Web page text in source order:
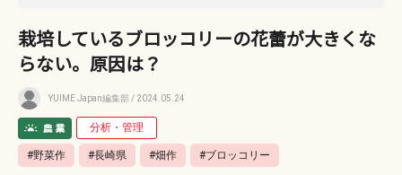
栽培しているブロッコリーの花蕾が大きくな
らない。原因は？
YUIME Japan編集部 / 2024.05.24
分析・管理
#野菜作 #長崎県 #畑作 #ブロッコリー